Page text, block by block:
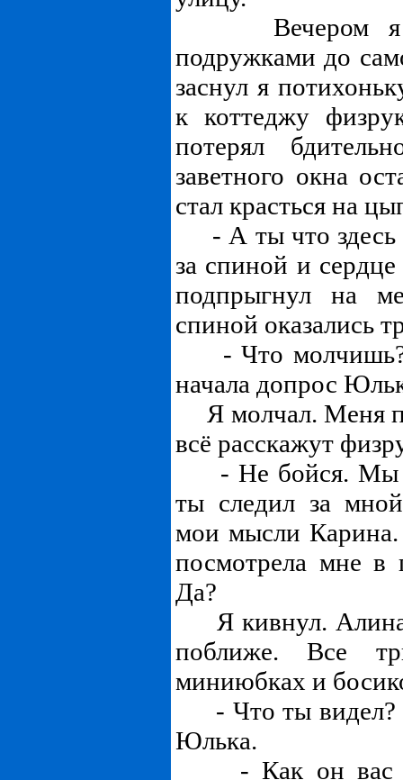
Вечером я
подружками до
заснул я
к коттеджу
потерял
заветного окна
стал красться на
- А ты что здесь
за спиной и
подпрыгнул на
спиной оказались
- Что молчишь?
начала допрос
Я молчал. Меня
всё расскажут
- Не бойся. Мы
ты следил за
мои мысли
посмотрела мне в
Да?
Я кивнул.
поближе. Все
миниюбках и
- Что ты видел?
Юлька.
- Как он вас